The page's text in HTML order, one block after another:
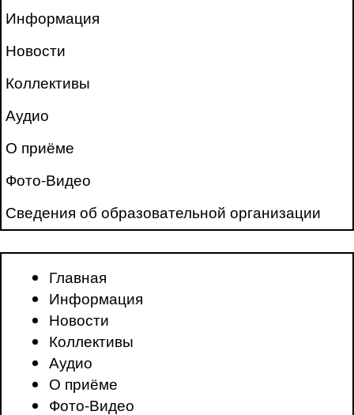
Информация
Новости
Коллективы
Аудио
О приёме
Фото-Видео
Сведения об образовательной организации
Главная
Информация
Новости
Коллективы
Аудио
О приёме
Фото-Видео